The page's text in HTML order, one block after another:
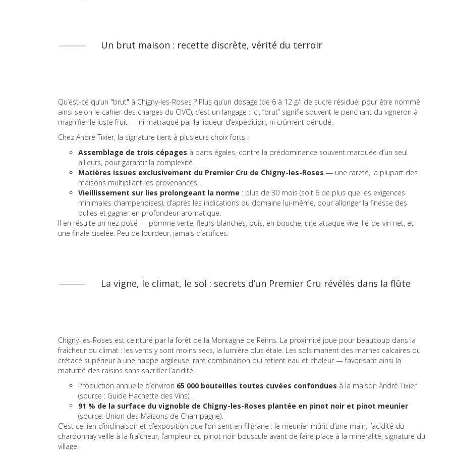
Un brut maison : recette discrète, vérité du terroir
Qu’est-ce qu’un "brut" à Chigny-les-Roses ? Plus qu’un dosage (de 6 à 12 g/l de sucre résiduel pour être nommé
ainsi selon le cahier des charges du CIVC), c’est un langage : ici, “brut” signifie souvent le penchant du vigneron à
magnifier le juste fruit — ni matraqué par la liqueur d’expédition, ni crûment dénudé.
Chez André Tixier, la signature tient à plusieurs choix forts :
Assemblage de trois cépages à parts égales, contre la prédominance souvent marquée d’un seul
ailleurs, pour garantir la complexité.
Matières issues exclusivement du Premier Cru de Chigny-les-Roses — une rareté, la plupart des
maisons multipliant les provenances.
Vieillissement sur lies prolongeant la norme : plus de 30 mois (soit 6 de plus que les exigences
minimales champenoises), d’après les indications du domaine lui-même, pour allonger la finesse des
bulles et gagner en profondeur aromatique.
Il en résulte un nez posé — pomme verte, fleurs blanches, puis, en bouche, une attaque vive, lie-de-vin net, et
une finale ciselée. Peu de lourdeur, jamais d’artifices.
La vigne, le climat, le sol : secrets d’un Premier Cru révélés dans la flûte
Chigny-les-Roses est ceinturé par la forêt de la Montagne de Reims. La proximité joue pour beaucoup dans la
fraîcheur du climat : les vents y sont moins secs, la lumière plus étale. Les sols marient des marnes calcaires du
crétacé supérieur à une nappe argileuse, rare combinaison qui retient eau et chaleur — favorisant ainsi la
maturité des raisins sans sacrifier l’acidité.
Production annuelle d’environ 65 000 bouteilles toutes cuvées confondues à la maison André Tixier
(source : Guide Hachette des Vins).
91 % de la surface du vignoble de Chigny-les-Roses plantée en pinot noir et pinot meunier
(source: Union des Maisons de Champagne).
C’est ce lien d’inclinaison et d’exposition que l’on sent en filigrane : le meunier mûrit d’une main, l’acidité du
chardonnay veille à la fraîcheur, l’ampleur du pinot noir bouscule avant de faire place à la minéralité, signature du
village.